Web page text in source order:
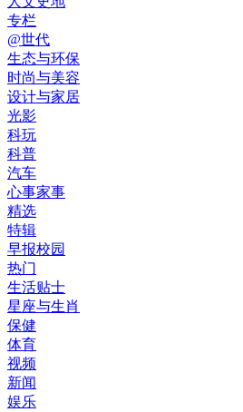
专栏
@世代
生态与环保
时尚与美容
设计与家居
光影
科玩
科普
汽车
心事家事
精选
特辑
早报校园
热门
生活贴士
星座与生肖
保健
体育
视频
新闻
娱乐